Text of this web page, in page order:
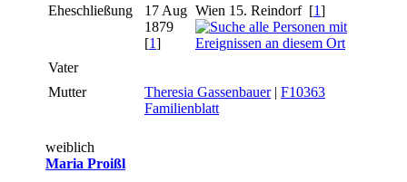
Eheschließung
17 Aug
1879
[1]
Wien 15. Reindorf [1]
Vater
Mutter
Theresia Gassenbauer| F10363
Familienblatt
weiblich
Maria Proißl